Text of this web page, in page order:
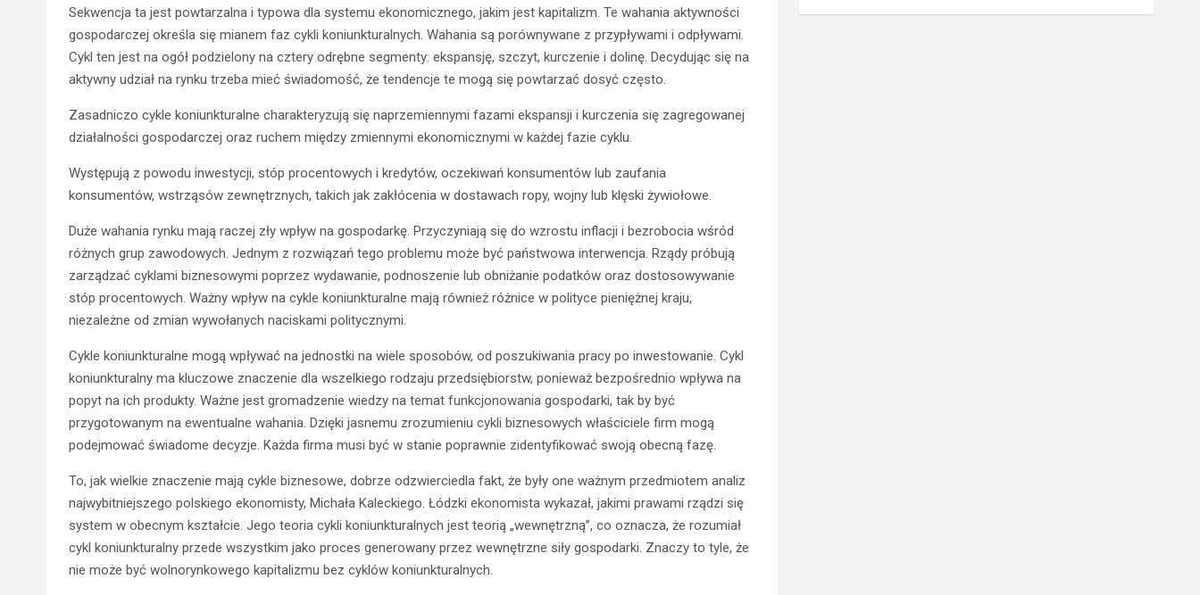
Sekwencja ta jest powtarzalna i typowa dla systemu ekonomicznego, jakim jest kapitalizm. Te wahania aktywności
gospodarczej określa się mianem faz cykli koniunkturalnych. Wahania są porównywane z przypływami i odpływami.
Cykl ten jest na ogół podzielony na cztery odrębne segmenty: ekspansję, szczyt, kurczenie i dolinę. Decydując się na
aktywny udział na rynku trzeba mieć świadomość, że tendencje te mogą się powtarzać dosyć często.
Zasadniczo cykle koniunkturalne charakteryzują się naprzemiennymi fazami ekspansji i kurczenia się zagregowanej
działalności gospodarczej oraz ruchem między zmiennymi ekonomicznymi w każdej fazie cyklu.
Występują z powodu inwestycji, stóp procentowych i kredytów, oczekiwań konsumentów lub zaufania
konsumentów, wstrząsów zewnętrznych, takich jak zakłócenia w dostawach ropy, wojny lub klęski żywiołowe.
Duże wahania rynku mają raczej zły wpływ na gospodarkę. Przyczyniają się do wzrostu inflacji i bezrobocia wśród
różnych grup zawodowych. Jednym z rozwiązań tego problemu może być państwowa interwencja. Rządy próbują
zarządzać cyklami biznesowymi poprzez wydawanie, podnoszenie lub obniżanie podatków oraz dostosowywanie
stóp procentowych. Ważny wpływ na cykle koniunkturalne mają również różnice w polityce pieniężnej kraju,
niezależne od zmian wywołanych naciskami politycznymi.
Cykle koniunkturalne mogą wpływać na jednostki na wiele sposobów, od poszukiwania pracy po inwestowanie. Cykl
koniunkturalny ma kluczowe znaczenie dla wszelkiego rodzaju przedsiębiorstw, ponieważ bezpośrednio wpływa na
popyt na ich produkty. Ważne jest gromadzenie wiedzy na temat funkcjonowania gospodarki, tak by być
przygotowanym na ewentualne wahania. Dzięki jasnemu zrozumieniu cykli biznesowych właściciele firm mogą
podejmować świadome decyzje. Każda firma musi być w stanie poprawnie zidentyfikować swoją obecną fazę.
To, jak wielkie znaczenie mają cykle biznesowe, dobrze odzwierciedla fakt, że były one ważnym przedmiotem analiz
najwybitniejszego polskiego ekonomisty, Michała Kaleckiego. Łódzki ekonomista wykazał, jakimi prawami rządzi się
system w obecnym kształcie. Jego teoria cykli koniunkturalnych jest teorią „wewnętrzną”, co oznacza, że ​​rozumiał
cykl koniunkturalny przede wszystkim jako proces generowany przez wewnętrzne siły gospodarki. Znaczy to tyle, że
nie może być wolnorynkowego kapitalizmu bez cyklów koniunkturalnych.